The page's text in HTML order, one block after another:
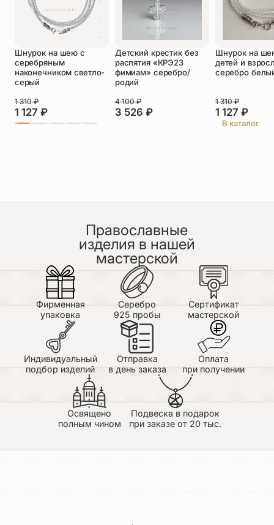
Оставить отзыв
Подтверждаю свое согласие с
политикой конфиденциальностии даю
согласие на обработку персональных
данных
Пока нет отзывов. Будьте первым!
Шнурок на шею с
серебряным
наконечником светло-
серый
1 127 ₽
1 310₽
Детский крестик без
распятия «КРЭ23
фимиам» серебро/
родий
3 526 ₽
4 100₽
Шнурок на
детей и
серебро
1 127 ₽
1 310₽
В каталог
Православные
изделия в нашей
мастерской
Фирменная
упаковка
Серебро
925 пробы
Сертификат
мастерской
Индивидуальный
подбор изделий
Отправка
в день заказа
Оплата
при получении
Освящено
полным чином
Подвеска в подарок
при заказе от 20 тыс.